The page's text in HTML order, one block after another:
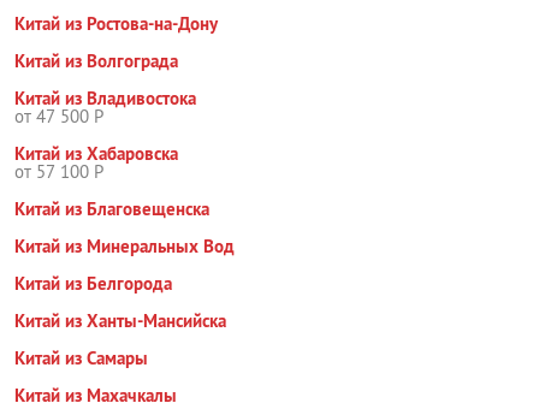
Китай из Ростова-на-Дону
Китай из Волгограда
Китай из Владивостока
от 47 500 Р
Китай из Хабаровска
от 57 100 Р
Китай из Благовещенска
Китай из Минеральных Вод
Китай из Белгорода
Китай из Ханты-Мансийска
Китай из Самары
Китай из Махачкалы